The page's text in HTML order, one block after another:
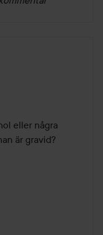
eller några
är gravid?